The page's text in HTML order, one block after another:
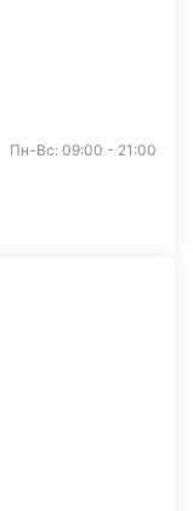
Пн-Вс: 09:00 - 21:00